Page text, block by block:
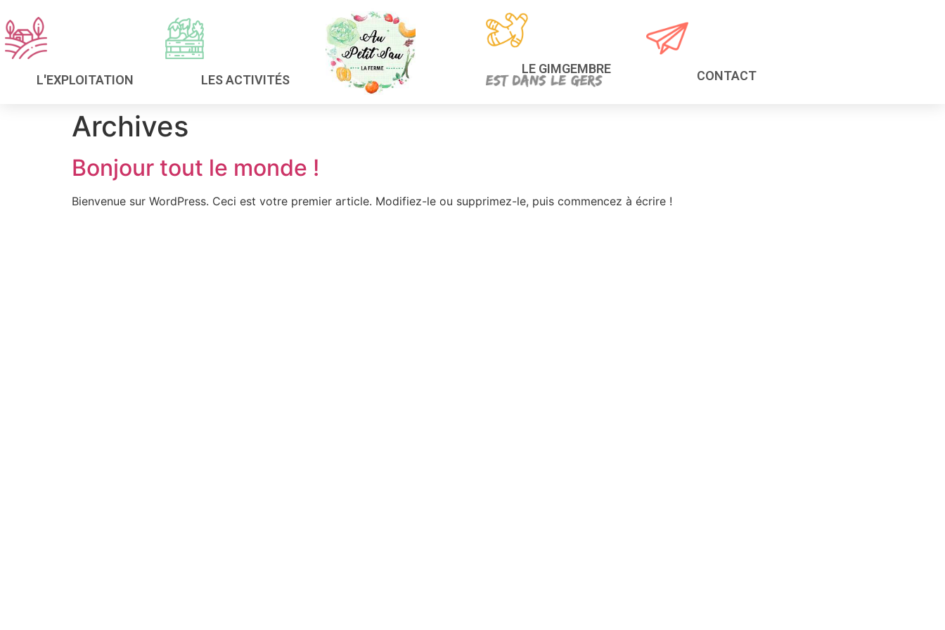
L'EXPLOITATION LES ACTIVITÉS
LE GIMGEMBRE CONTACT
Archives
Bonjour tout le monde !
Bienvenue sur WordPress. Ceci est votre premier article. Modifiez-le ou supprimez-le, puis commencez à écrire !